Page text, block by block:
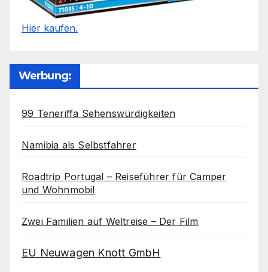
Hier kaufen.
Werbung:
99 Teneriffa Sehenswürdigkeiten
Namibia als Selbstfahrer
Roadtrip Portugal – Reiseführer für Camper
und Wohnmobil
Zwei Familien auf Weltreise – Der Film
EU Neuwagen Knott GmbH